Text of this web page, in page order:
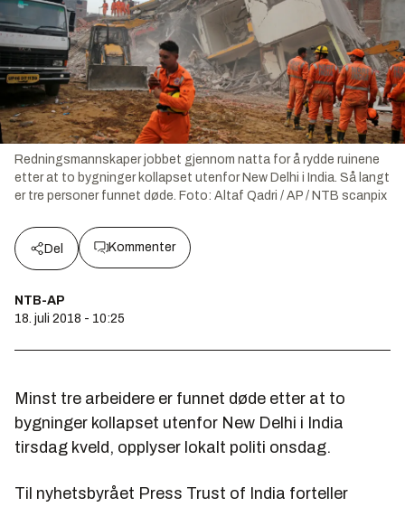
Redningsmannskaper jobbet gjennom natta for å rydde ruinene
etter at to bygninger kollapset utenfor New Delhi i India. Så langt
er tre personer funnet døde. Foto: Altaf Qadri / AP / NTB scanpix
Del Kommenter
NTB-AP
18. juli 2018 - 10:25
Minst tre arbeidere er funnet døde etter at to
bygninger kollapset utenfor New Delhi i India
tirsdag kveld, opplyser lokalt politi onsdag.
Til nyhetsbyrået Press Trust of India forteller